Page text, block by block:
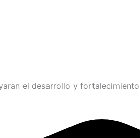
el desarrollo y